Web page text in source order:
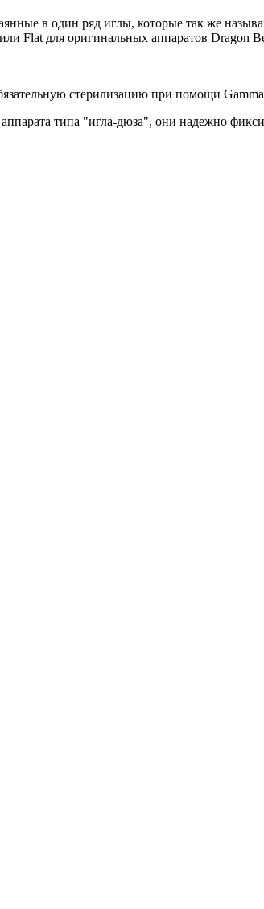
в один ряд иглы, которые так же
Flat для оригинальных аппаратов
стерилизацию при помощи
типа "игла-дюза", они надежно